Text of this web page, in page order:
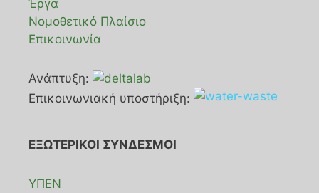
Έργα
Νομοθετικό Πλαίσιο
Επικοινωνία
Ανάπτυξη:
Επικοινωνιακή υποστήριξη:
ΕΞΩΤΕΡΙΚΟΙ ΣΥΝΔΕΣΜΟΙ
ΥΠΕΝ